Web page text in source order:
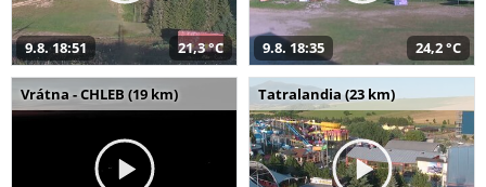
9.8. 18:51 21,3 °C 9.8. 18:35 24,2 °C
Vrátna - CHLEB (19 km) Tatralandia (23 km)